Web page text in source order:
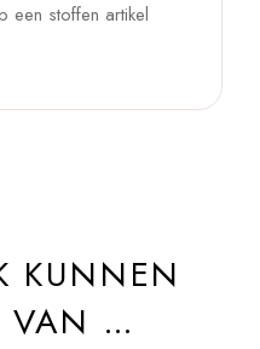
een stoffen artikel
KUNNEN
VAN …